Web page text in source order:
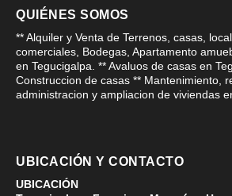
QUIÉNES SOMOS
** Alquiler y Venta de Terrenos, casas,
comerciales, Bodegas, Apartamento
en Tegucigalpa. ** Avaluos de casas en
Construccion de casas ** Mantenimiento,
administracion y ampliacion de viviendas
UBICACIÓN Y CONTACTO
UBICACIÓN